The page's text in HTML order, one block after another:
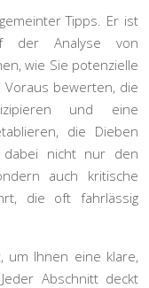
Tipps. Er ist
der Analyse von
wie Sie potenzielle
bewerten, die
und eine
die Dieben
dabei nicht nur den
auch kritische
die oft fahrlässig
um Ihnen eine klare,
Abschnitt deckt